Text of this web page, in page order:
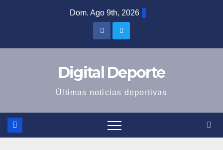
Dom. Ago 9th, 2026
Digital Deporte
Últimas noticias deportivas